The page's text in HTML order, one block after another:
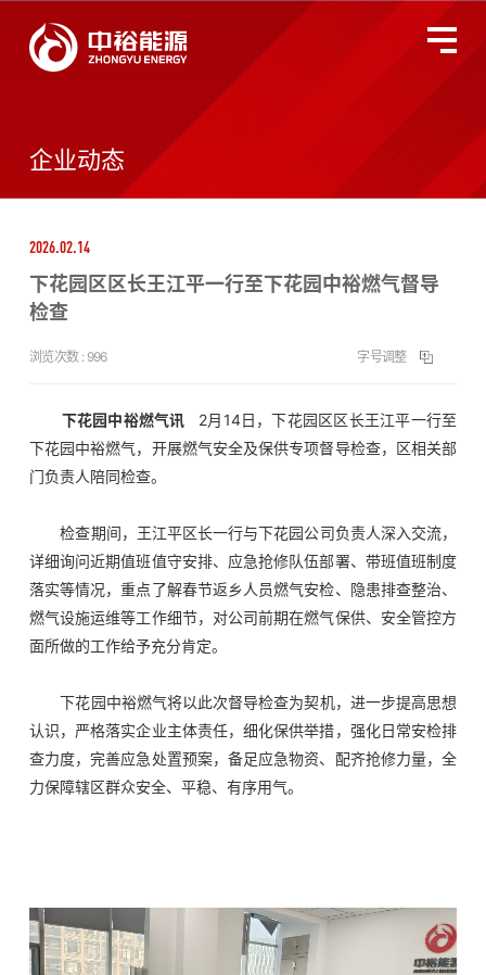
燃气业务
投资者关系
新闻动态
企业文化
人才发展
物资招标
联系我们
企业动态
2026.02.14
下花园区区长王江平一行至下花园中裕燃气督导
检查
浏览次数 : 996 字号调整
下花园中裕燃气讯 2月14日，下花园区区长王江平一行至
下花园中裕燃气，开展燃气安全及保供专项督导检查，区相关部
门负责人陪同检查。
检查期间，王江平区长一行与下花园公司负责人深入交流，
详细询问近期值班值守安排、应急抢修队伍部署、带班值班制度
落实等情况，重点了解春节返乡人员燃气安检、隐患排查整治、
燃气设施运维等工作细节，对公司前期在燃气保供、安全管控方
面所做的工作给予充分肯定。
下花园中裕燃气将以此次督导检查为契机，进一步提高思想
认识，严格落实企业主体责任，细化保供举措，强化日常安检排
查力度，完善应急处置预案，备足应急物资、配齐抢修力量，全
力保障辖区群众安全、平稳、有序用气。